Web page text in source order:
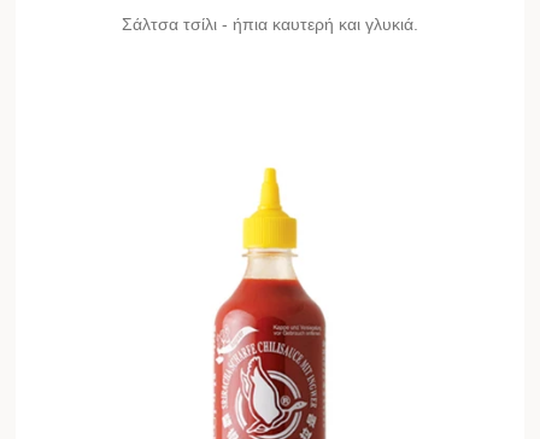
Σάλτσα τσίλι - ήπια καυτερή και γλυκιά.